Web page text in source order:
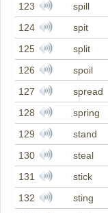
123
spill
124
spit
125
split
126
spoil
127
spread
128
spring
129
stand
130
steal
131
stick
132
sting